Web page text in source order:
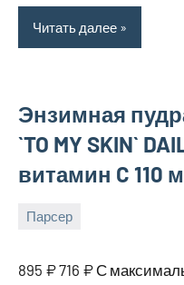
Читать далее
Энзимная
`TO MY SKIN`
витамин C 110
Парсер
2025
bus_m_ru
895 ₽ 716 ₽ С